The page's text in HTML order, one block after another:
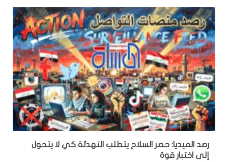
رصد الميديا: حصر السلاح يتطلب التهدئة كي لا يتحول
إلى اختبار قوة